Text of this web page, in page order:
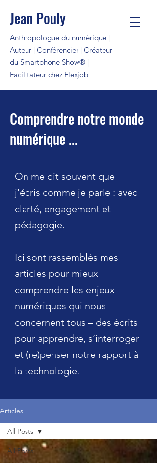
Jean Pouly
Anthropologue du numérique |
Auteur | Conférencier | Créateur
du Smartphone Show® |
Facilitateur chez Flexjob
Comprendre notre monde
numérique ...
On me dit souvent que
j'écris comme je parle : avec
clarté, engagement et
pédagogie.
Ici sont rassemblés mes
articles pour mieux
comprendre les enjeux
numériques qui nous
concernent tous – des écrits
pour apprendre, s’interroger
et (re)penser notre rapport à
la technologie.
Articles
All Posts
All Posts